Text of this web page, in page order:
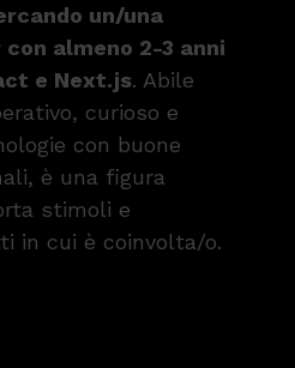
un/una
almeno 2-3 anni
e Next.js. Abile
curioso e
con buone
è una figura
stimoli e
in cui è coinvolta/o.